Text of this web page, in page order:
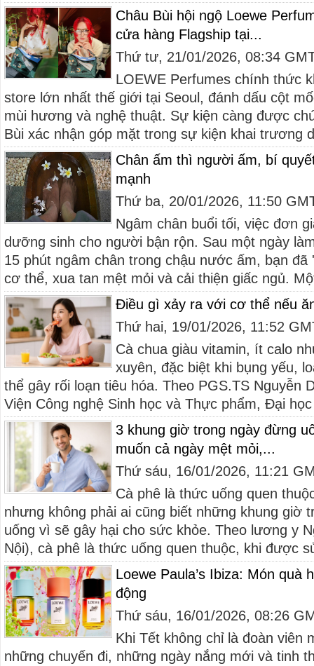
Châu Bùi hội ngộ Loewe
cửa hàng Flagship tại...
Thứ tư, 21/01/2026, 08:34
LOEWE Perfumes chính thức
store lớn nhất thế giới tại Seoul, đánh dấu cột
mùi hương và nghệ thuật. Sự kiện càng được
Bùi xác nhận góp mặt trong sự kiện khai trương
Chân ấm thì người ấm, bí
mạnh
Thứ ba, 20/01/2026, 11:50
Ngâm chân buổi tối, việc đơn
dưỡng sinh cho người bận rộn. Sau một ngày
15 phút ngâm chân trong chậu nước ấm, bạn
cơ thể, xua tan mệt mỏi và cải thiện giấc ngủ.
Điều gì xảy ra với cơ thể nếu
Thứ hai, 19/01/2026, 11:52
Cà chua giàu vitamin, ít calo
xuyên, đặc biệt khi bụng yếu,
thể gây rối loạn tiêu hóa. Theo PGS.TS Nguyễn
Viện Công nghệ Sinh học và Thực phẩm, Đại
3 khung giờ trong ngày đừng
muốn cả ngày mệt mỏi,...
Thứ sáu, 16/01/2026, 11:21
Cà phê là thức uống quen
nhưng không phải ai cũng biết những khung giờ
uống vì sẽ gây hại cho sức khỏe. Theo lương y
Nội), cà phê là thức uống quen thuộc, khi được
Loewe Paula’s Ibiza: Món quà
động
Thứ sáu, 16/01/2026, 08:26
Khi Tết không chỉ là đoàn viên
những chuyến đi, những ngày nắng mới và tinh